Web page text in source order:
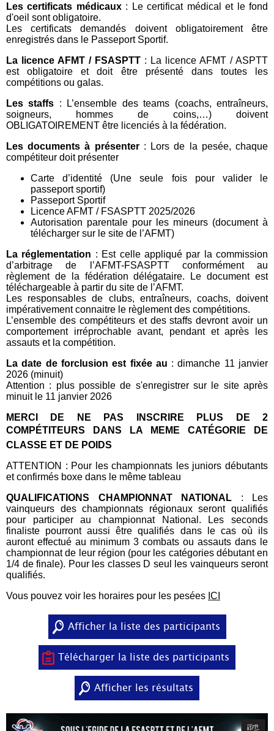
Les certificats médicaux: Le certificat médical et le fond
d'oeil sont obligatoire.
Les certificats demandés doivent obligatoirement être
enregistrés dans le Passeport Sportif.
La licence AFMT / FSASPTT : La licence AFMT / ASPTT
est obligatoire et doit être présenté dans toutes les
compétitions ou galas.
Les staffs : L’ensemble des teams (coachs, entraîneurs,
soigneurs, hommes de coins,…) doivent
OBLIGATOIREMENT être licenciés à la fédération.
Les documents à présenter: Lors de la pesée, chaque
compétiteur doit présenter
Carte d’identité (Une seule fois pour valider le
passeport sportif)
Passeport Sportif
Licence AFMT / FSASPTT 2025/2026
Autorisation parentale pour les mineurs (document à
télécharger sur le site de l’AFMT)
La réglementation : Est celle appliqué par la commission
d’arbitrage de l’AFMT-FSASPTT conformément au
règlement de la fédération délégataire. Le document est
téléchargeable à partir du site de l’AFMT.
Les responsables de clubs, entraîneurs, coachs, doivent
impérativement connaitre le règlement des compétitions.
L’ensemble des compétiteurs et des staffs devront avoir un
comportement irréprochable avant, pendant et après les
assauts et la compétition.
La date de forclusion est fixée au : dimanche 11 janvier
2026 (minuit)
Attention : plus possible de s'enregistrer sur le site après
minuit le 11 janvier 2026
MERCI DE NE PAS INSCRIRE PLUS DE 2
COMPÉTITEURS DANS LA MEME CATÉGORIE DE
CLASSE ET DE POIDS
ATTENTION : Pour les championnats les juniors débutants
et confirmés boxe dans le même tableau
QUALIFICATIONS CHAMPIONNAT NATIONAL : Les
vainqueurs des championnats régionaux seront qualifiés
pour participer au championnat National. Les seconds
finaliste pourront aussi être qualifiés dans le cas où ils
auront effectué au minimum 3 combats ou assauts dans le
championnat de leur région (pour les catégories débutant en
1/4 de finale). Pour les classes D seul les vainqueurs seront
qualifiés.
Vous pouvez voir les horaires pour les pesées ICI
Afficher la liste des participants
Télécharger la liste des participants
Afficher les résultats